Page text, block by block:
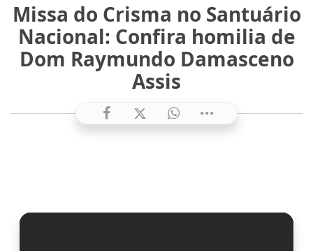
Missa do Crisma no Santuário
Nacional: Confira homilia de
Dom Raymundo Damasceno
Assis